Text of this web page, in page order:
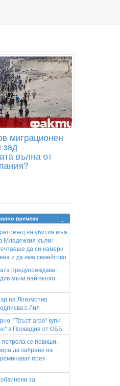
миграционен
зад
вълна от
времеss
на убития мъж
Младежкия хълм:
да си намери
и да има семейство
предупреждава:
мъчи най-много
на Локомотив
с Лил
"Тръст агро" купи
в Провадия от ОББ
се повиши,
да забрани на
през
за